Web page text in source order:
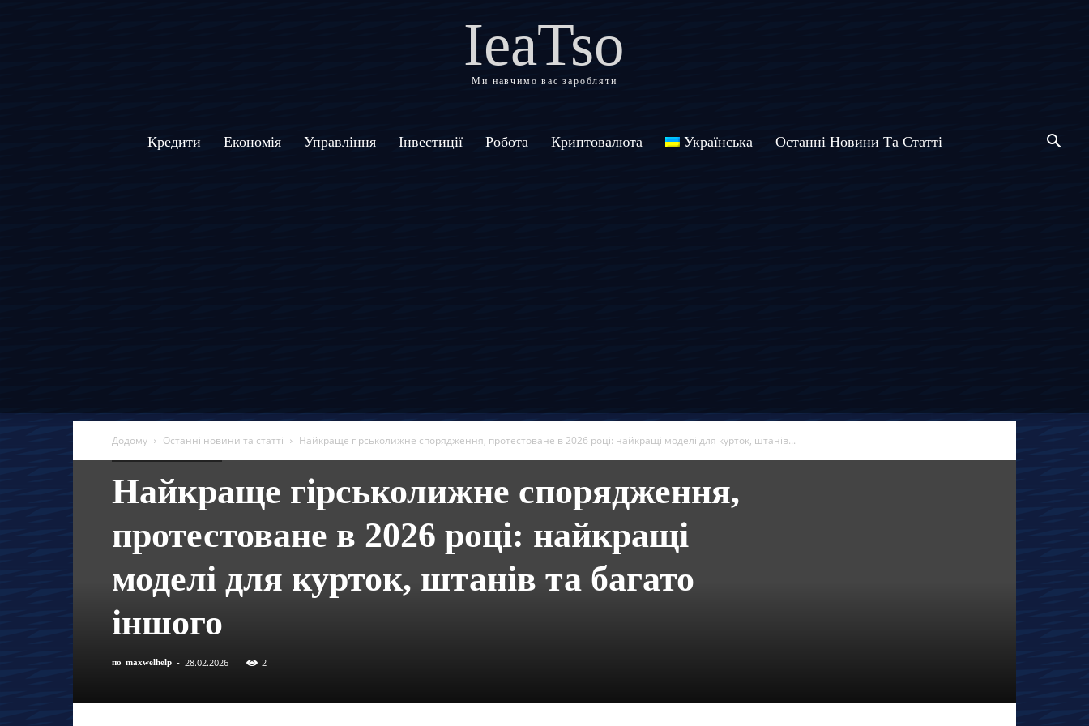
IeaTso
Ми навчимо вас заробляти
Кредити Економія Управління Інвестиції Робота Криптовалюта Українська Останні Новини Та Статті
Додому Останні новини та статті Найкраще гірськолижне спорядження, протестоване в 2026 році: найкращі моделі для курток, штанів...
Найкраще гірськолижне спорядження,
протестоване в 2026 році: найкращі
моделі для курток, штанів та багато
іншого
по maxwelhelp - 28.02.2026 2